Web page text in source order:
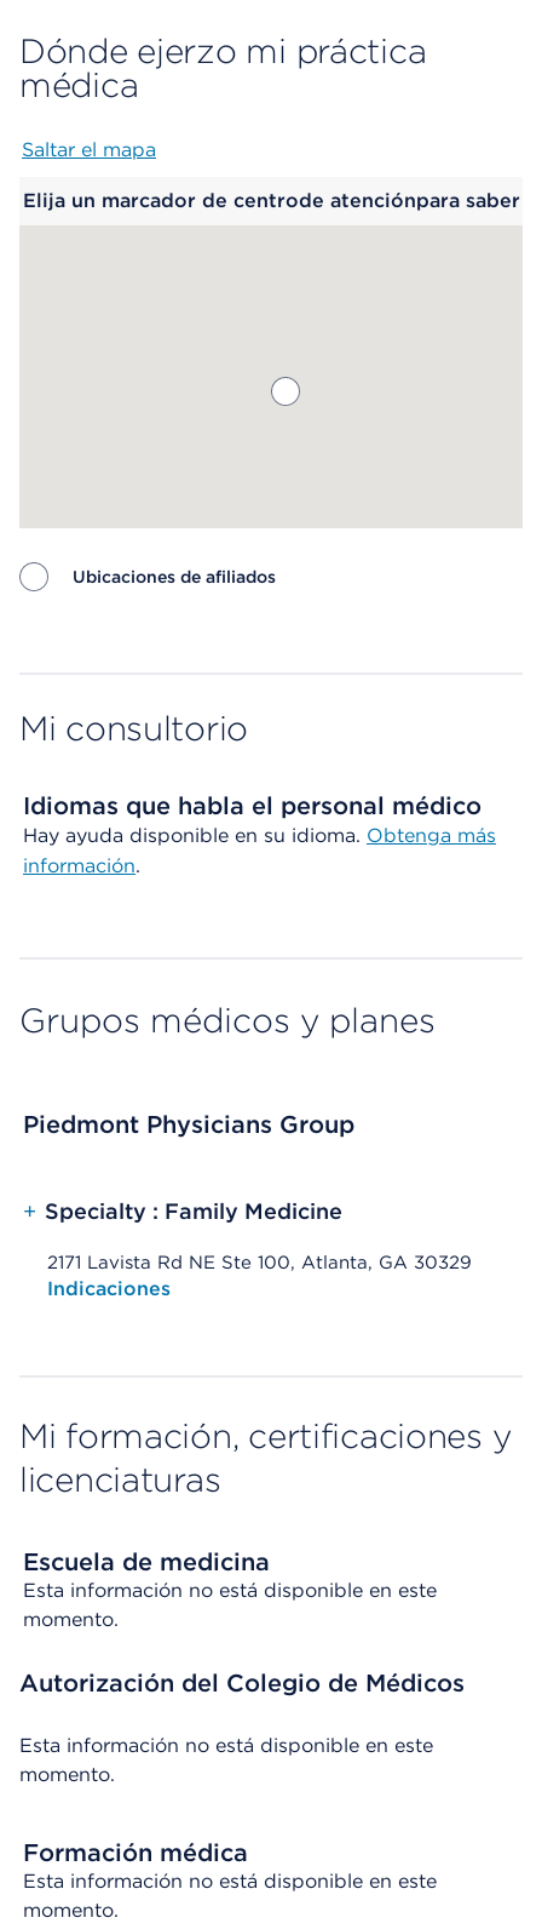
Dónde ejerzo mi práctica
médica
Saltar el mapa
Elija un marcador de centrode atenciónpara saber
Ubicaciones de afiliados
Mi consultorio
Idiomas que habla el personal médico
Hay ayuda disponible en su idioma. Obtenga más
información.
Grupos médicos y planes
Piedmont Physicians Group
+ Specialty : Family Medicine
2171 Lavista Rd NE Ste 100, Atlanta, GA 30329
Opens native map application on mobile devices
Indicaciones
Mi formación, certificaciones y
licenciaturas
Escuela de medicina
Esta información no está disponible en este
momento.
Autorización del Colegio de Médicos
Esta información no está disponible en este
momento.
Formación médica
Esta información no está disponible en este
momento.